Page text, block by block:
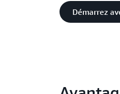
Démarrez